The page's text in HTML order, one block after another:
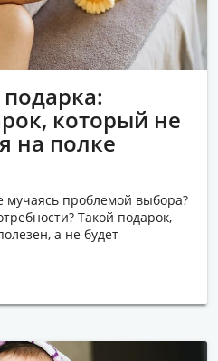
который не
на полке
мучаясь проблемой выбора?
Такой подарок,
а не будет